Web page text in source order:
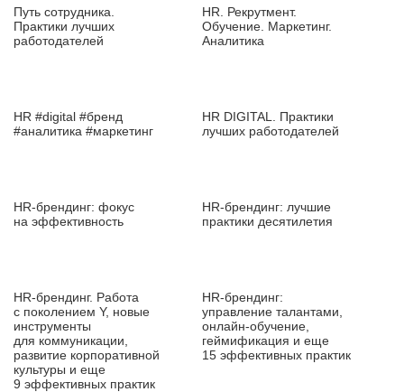
Путь сотрудника.
Практики лучших
работодателей
HR. Рекрутмент.
Обучение. Маркетинг.
Аналитика
HR #digital #бренд
#аналитика #маркетинг
HR DIGITAL. Практики
лучших работодателей
HR‑брендинг: фокус
на эффективность
HR‑брендинг: лучшие
практики десятилетия
HR‑брендинг. Работа
с поколением Y, новые
инструменты
для коммуникации,
развитие корпоративной
культуры и еще
9 эффективных практик
HR‑брендинг:
управление талантами,
онлайн‑обучение,
геймификация и еще
15 эффективных практик